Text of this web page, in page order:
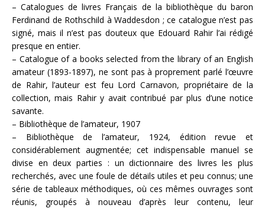
– Catalogues de livres Français de la bibliothèque du baron
Ferdinand de Rothschild à Waddesdon ; ce catalogue n’est pas
signé, mais il n’est pas douteux que Edouard Rahir l’ai rédigé
presque en entier.
– Catalogue of a books selected from the library of an English
amateur (1893-1897), ne sont pas à proprement parlé l’œuvre
de Rahir, l’auteur est feu Lord Carnavon, propriétaire de la
collection, mais Rahir y avait contribué par plus d’une notice
savante.
– Bibliothèque de l’amateur, 1907
– Bibliothèque de l’amateur, 1924, édition revue et
considérablement augmentée; cet indispensable manuel se
divise en deux parties : un dictionnaire des livres les plus
recherchés, avec une foule de détails utiles et peu connus; une
série de tableaux méthodiques, où ces mêmes ouvrages sont
réunis, groupés à nouveau d’après leur contenu, leur